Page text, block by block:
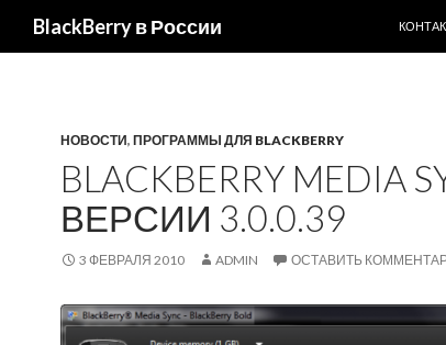
BlackBerry в России
НОВОСТИ, ПРОГРАММЫ ДЛЯ BLACKBERRY
BLACKBERRY
ВЕРСИИ 3.0.0.39
3 ФЕВРАЛЯ 2010 ADMIN ОСТАВИТЬ